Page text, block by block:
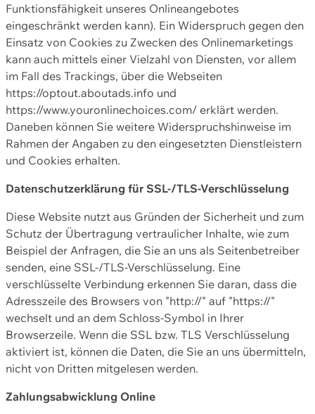
Funktionsfähigkeit unseres Onlineangebotes
eingeschränkt werden kann). Ein Widerspruch gegen den
Einsatz von Cookies zu Zwecken des Onlinemarketings
kann auch mittels einer Vielzahl von Diensten, vor allem
im Fall des Trackings, über die Webseiten
https://optout.aboutads.info und
https://www.youronlinechoices.com/ erklärt werden.
Daneben können Sie weitere Widerspruchshinweise im
Rahmen der Angaben zu den eingesetzten Dienstleistern
und Cookies erhalten.
Datenschutzerklärung für SSL-/TLS-Verschlüsselung
Diese Website nutzt aus Gründen der Sicherheit und zum
Schutz der Übertragung vertraulicher Inhalte, wie zum
Beispiel der Anfragen, die Sie an uns als Seitenbetreiber
senden, eine SSL-/TLS-Verschlüsselung. Eine
verschlüsselte Verbindung erkennen Sie daran, dass die
Adresszeile des Browsers von "http://" auf "https://"
wechselt und an dem Schloss-Symbol in Ihrer
Browserzeile. Wenn die SSL bzw. TLS Verschlüsselung
aktiviert ist, können die Daten, die Sie an uns übermitteln,
nicht von Dritten mitgelesen werden.
Zahlungsabwicklung Online